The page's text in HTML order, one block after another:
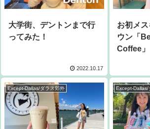
大学街、デントンまで行
ってみた！
2022.10.17
お初メ
ウン「
Coffee」
Except-Dallas/ダラス郊外 Except-Dallas/